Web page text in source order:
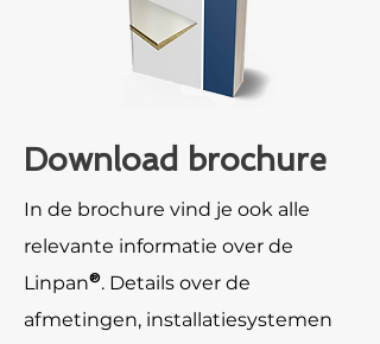
Download brochure
In de brochure vind je ook alle
relevante informatie over de
Linpan®. Details over de
afmetingen, installatiesystemen